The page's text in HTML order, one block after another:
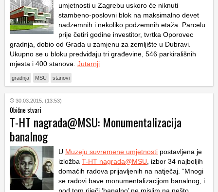
umjetnosti u Zagrebu uskoro će niknuti
stambeno-poslovni blok na maksimalno devet
nadzemnih i nekoliko podzemnih etaža. Parcelu
prije četiri godine investitor, tvrtka Oporovec
gradnja, dobio od Grada u zamjenu za zemljište u Dubravi.
Ukupno se u bloku predviđaju tri građevine, 546 parkirališnih
mjesta i 400 stanova. Jutarnji
gradnja MSU stanovi
30.03.2015. (13:53)
Obične stvari
T-HT nagrada@MSU: Monumentalizacija
banalnog
U Muzeju suvremene umjetnosti postavljena je
izložba T-HT nagrada@MSU , izbor 34 najboljih
domaćih radova prijavljenih na natječaj. “Mnogi
se radovi bave monumentalizacijom banalnog, i